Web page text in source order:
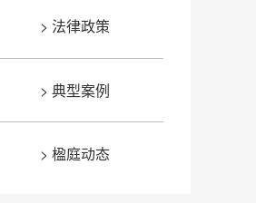
> 法律政策
> 典型案例
> 楹庭动态